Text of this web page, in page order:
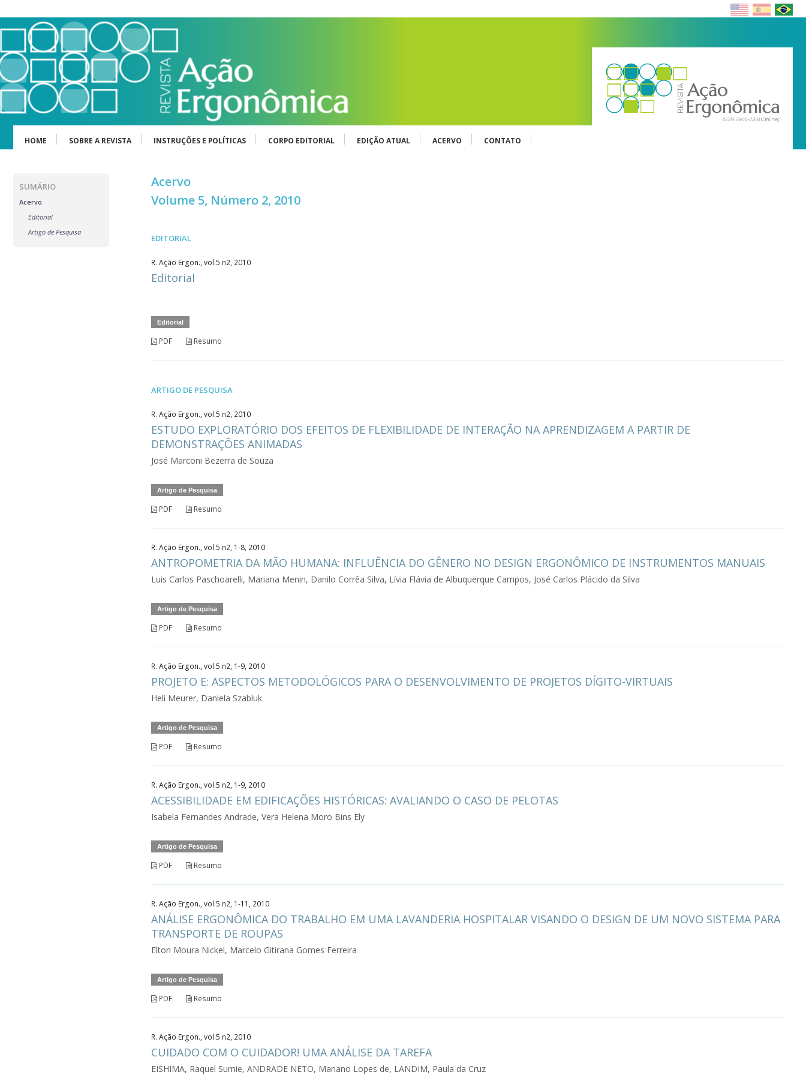
HOME SOBRE A REVISTA INSTRUÇÕES E POLÍTICAS CORPO EDITORIAL EDIÇÃO ATUAL ACERVO CONTATO
SUMÁRIO
Acervo
Editorial
Artigo de Pesquisa
Acervo
Volume 5, Número 2, 2010
EDITORIAL
R. Ação Ergon., vol.5 n2, 2010
Editorial
Editorial
PDF Resumo
ARTIGO DE PESQUISA
R. Ação Ergon., vol.5 n2, 2010
ESTUDO EXPLORATÓRIO DOS EFEITOS DE FLEXIBILIDADE DE INTERAÇÃO NA APRENDIZAGEM A PARTIR DE
DEMONSTRAÇÕES ANIMADAS
José Marconi Bezerra de Souza
Artigo de Pesquisa
PDF Resumo
R. Ação Ergon., vol.5 n2, 1-8, 2010
ANTROPOMETRIA DA MÃO HUMANA: INFLUÊNCIA DO GÊNERO NO DESIGN ERGONÔMICO DE INSTRUMENTOS MANUAIS
Luis Carlos Paschoarelli, Mariana Menin, Danilo Corrêa Silva, Lívia Flávia de Albuquerque Campos, José Carlos Plácido da Silva
Artigo de Pesquisa
PDF Resumo
R. Ação Ergon., vol.5 n2, 1-9, 2010
PROJETO E: ASPECTOS METODOLÓGICOS PARA O DESENVOLVIMENTO DE PROJETOS DÍGITO-VIRTUAIS
Heli Meurer, Daniela Szabluk
Artigo de Pesquisa
PDF Resumo
R. Ação Ergon., vol.5 n2, 1-9, 2010
ACESSIBILIDADE EM EDIFICAÇÕES HISTÓRICAS: AVALIANDO O CASO DE PELOTAS
Isabela Fernandes Andrade, Vera Helena Moro Bins Ely
Artigo de Pesquisa
PDF Resumo
R. Ação Ergon., vol.5 n2, 1-11, 2010
ANÁLISE ERGONÔMICA DO TRABALHO EM UMA LAVANDERIA HOSPITALAR VISANDO O DESIGN DE UM NOVO SISTEMA PARA
TRANSPORTE DE ROUPAS
Elton Moura Nickel, Marcelo Gitirana Gomes Ferreira
Artigo de Pesquisa
PDF Resumo
R. Ação Ergon., vol.5 n2, 2010
CUIDADO COM O CUIDADOR! UMA ANÁLISE DA TAREFA
EISHIMA, Raquel Sumie, ANDRADE NETO, Mariano Lopes de, LANDIM, Paula da Cruz